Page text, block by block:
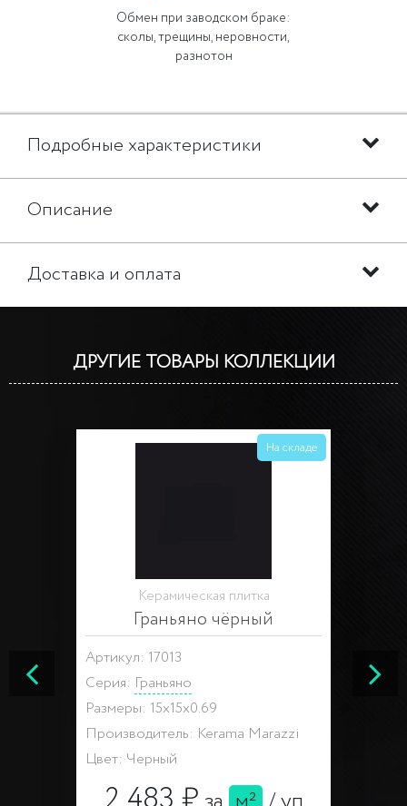
Обмен при заводском браке:
сколы, трещины, неровности,
разнотон
Подробные характеристики
Описание
Доставка и оплата
ДРУГИЕ ТОВАРЫ КОЛЛЕКЦИИ
На складе
Керамическая плитка
Граньяно чёрный
Артикул: 17013
Серия: Граньяно
Размеры: 15x15x0.69
Производитель: Kerama Marazzi
Цвет: Черный